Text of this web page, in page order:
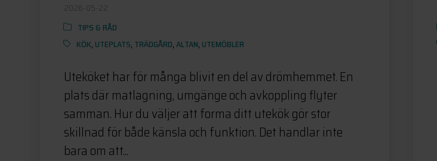
2026-05-22
TIPS & RÅD
KÖK, UTEPLATS, TRÄDGÅRD,ALTAN, UTEMÖBLER
Uteköket har för många blivit en del av drömhemmet. En
plats där matlagning, umgänge och avkoppling flyter
samman. Hur du väljer att forma ditt utekök gör stor
skillnad för både känsla och funktion. Det handlar inte
bara om att...